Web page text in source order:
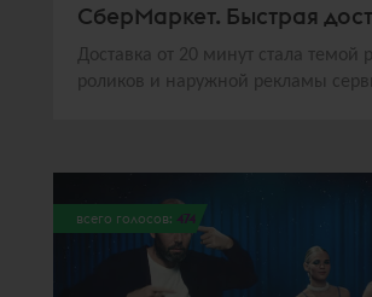
СберМаркет. Быстрая
Доставка от 20 минут стала темой
роликов и наружной рекламы
всего голосов: 474